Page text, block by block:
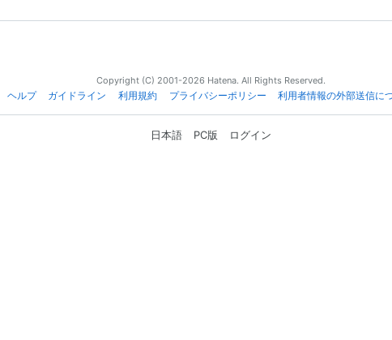
Copyright (C) 2001-2026 Hatena. All Rights Reserved.
ヘルプ
ガイドライン 利用規約 プライバシーポリシー 利用者情報の外部送信に
日本語 PC版 ログイン